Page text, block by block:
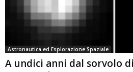
Astronautica ed Esplorazione Spaziale
A undici anni dal sorvolo